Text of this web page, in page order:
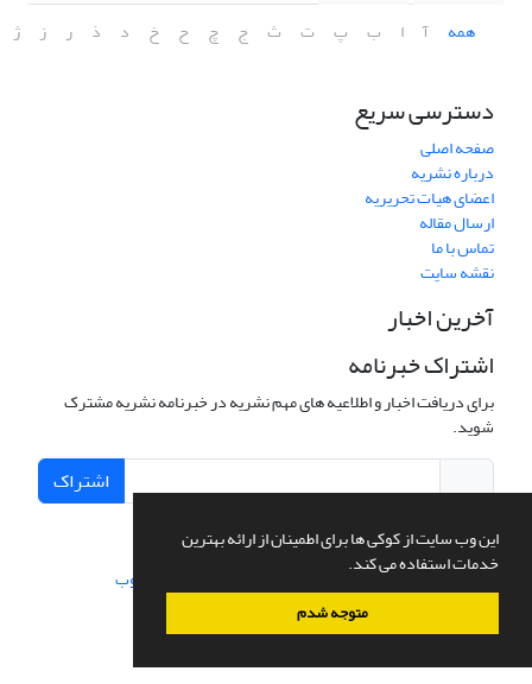
این وب سایت از کوکی ها برای اطمینان از ارائه بهترین
خدمات استفاده می کند.
متوجه شدم
همه
آ ا ب پ ت ث ج چ ح خ د ذ ر ز ژ
دسترسی سریع
صفحه اصلی
درباره نشریه
اعضای هیات تحریریه
ارسال مقاله
تماس با ما
نقشه سایت
آخرین اخبار
اشتراک خبرنامه
برای دریافت اخبار و اطلاعیه های مهم نشریه در خبرنامه نشریه مشترک
شوید.
اشتراک
سامانه مدیریت نشریات علمی. سیناوب